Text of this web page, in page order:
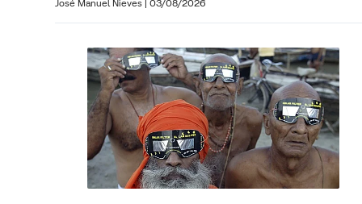
José Manuel Nieves | 03/08/2026